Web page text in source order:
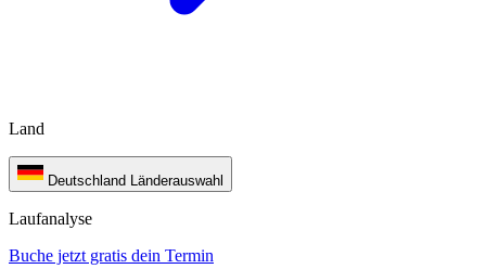
Land
Deutschland Länderauswahl
Laufanalyse
Buche jetzt gratis dein Termin